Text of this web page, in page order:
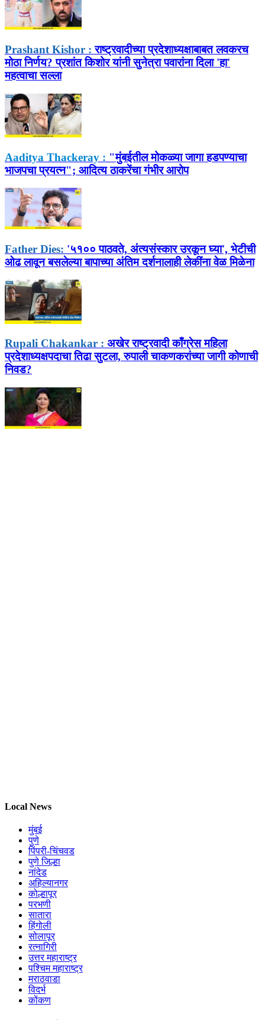
Prashant Kishor : राष्ट्रवादीच्या प्रदेशाध्यक्षाबाबत लवकरच
मोठा निर्णय? प्रशांत किशोर यांनी सुनेत्रा पवारांना दिला 'हा'
महत्वाचा सल्ला
Aaditya Thackeray : "मुंबईतील मोकळ्या जागा हडपण्याचा
भाजपचा प्रयत्न"; आदित्य ठाकरेंचा गंभीर आरोप
Father Dies: '५१०० पाठवते, अंत्यसंस्कार उरकून घ्या', भेटीची
ओढ लावून बसलेल्या बापाच्या अंतिम दर्शनालाही लेकींना वेळ मिळेना
Rupali Chakankar : अखेर राष्ट्रवादी काँग्रेस महिला
प्रदेशाध्यक्षपदाचा तिढा सुटला, रुपाली चाकणकरांच्या जागी कोणाची
निवड?
Local News
मुंबई
पुणे
पिंपरी-चिंचवड
पुणे जिल्हा
नांदेड
अहिल्यानगर
कोल्हापूर
परभणी
सातारा
हिंगोली
सोलापूर
रत्नागिरी
उत्तर महाराष्ट्र
पश्चिम महाराष्ट्र
मराठवाडा
विदर्भ
कोंकण